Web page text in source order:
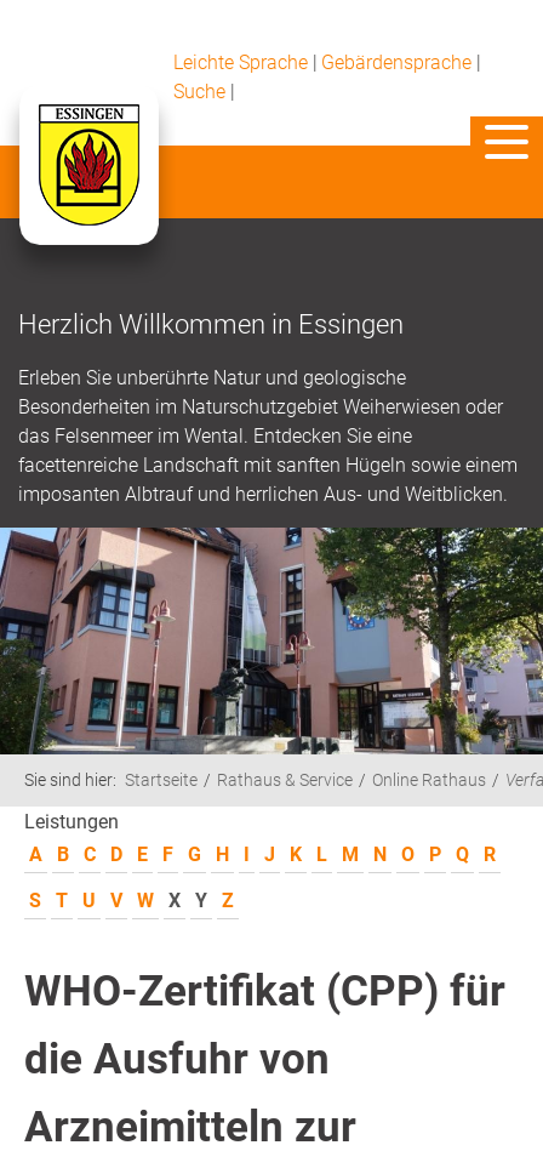
Leichte Sprache | Gebärdensprache |
Suche |
Herzlich Willkommen in Essingen
Erleben Sie unberührte Natur und geologische
Besonderheiten im Naturschutzgebiet Weiherwiesen oder
das Felsenmeer im Wental. Entdecken Sie eine
facettenreiche Landschaft mit sanften Hügeln sowie einem
imposanten Albtrauf und herrlichen Aus- und Weitblicken.
Sie sind hier: Startseite Rathaus & Service Online Rathaus
Leistungen
A
B C D E F G H I J K L M N O P Q
R
S
T U V W X Y Z
WHO-Zertifikat (CPP) für
die Ausfuhr von
Arzneimitteln zur